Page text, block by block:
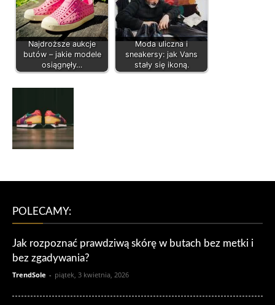
Najdroższe aukcje
butów – jakie modele
osiągnęły…
Moda uliczna i
sneakersy: jak Vans
stały się ikoną.
POLECAMY:
Jak rozpoznać prawdziwą skórę w butach bez metki i
bez zgadywania?
TrendSole - piątek, 3 kwietnia, 2026